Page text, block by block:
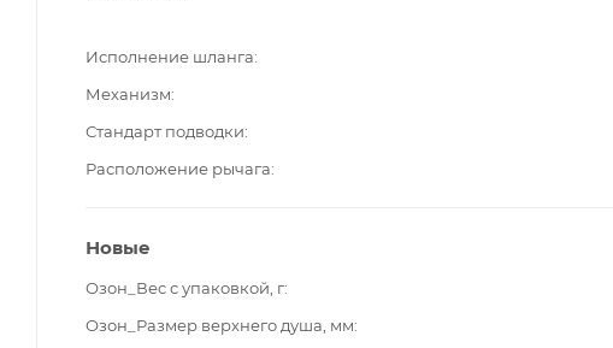
Исполнение шланга
Механизм
Стандарт подводки
Расположение рычага
Новые
Озон_Вес с упаковкой, г
Озон_Размер верхнего душа, мм